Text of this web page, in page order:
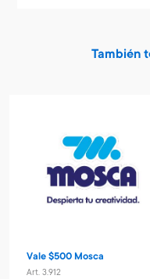
También
Vale $500 Mosca
Art. 3.912